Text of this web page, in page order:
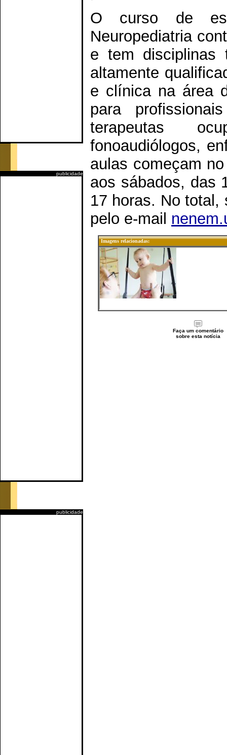
publicidade
publicidade
O curso de
Neuropediatria
e tem disciplinas
altamente
e clínica na área
para
terapeutas
fonoaudiólogos,
aulas começam
aos sábados, das
17 horas. No total,
pelo e-mail
Imagens relacionadas:
Faça um comentário
sobre esta notícia